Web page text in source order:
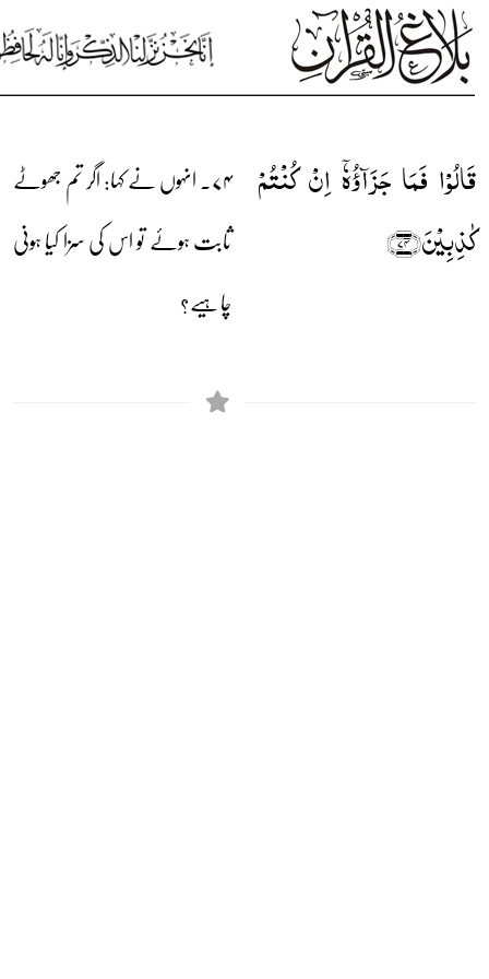
قَالُوۡا فَمَا جَزَآؤُہٗۤ اِنۡ کُنۡتُمۡ
کٰذِبِیۡنَ﴿۷۴﴾
۷۴۔ انہوں نے کہا: اگر تم جھوٹے
ثابت ہوئے تو اس کی سزا کیا ہونی
چاہیے؟